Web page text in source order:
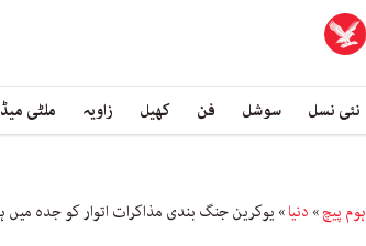
نئی نسل سوشل فن کھیل زاویہ ملٹی
ہوم پیچ» دنیا» یوکرین جنگ بندی مذاکرات اتوار کو جدہ میں